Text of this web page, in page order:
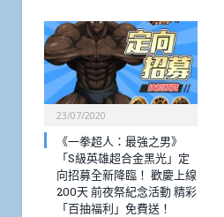
23/07/2020
《一拳超人：最強之男》
「S級英雄超合金黑光」定
向招募全新降臨！ 歡慶上線
200天 前夜祭紀念活動 精彩
「百抽福利」免費送！